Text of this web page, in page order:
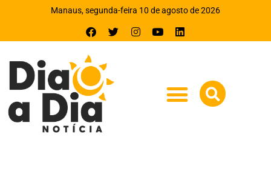
Manaus, segunda-feira 10 de agosto de 2026